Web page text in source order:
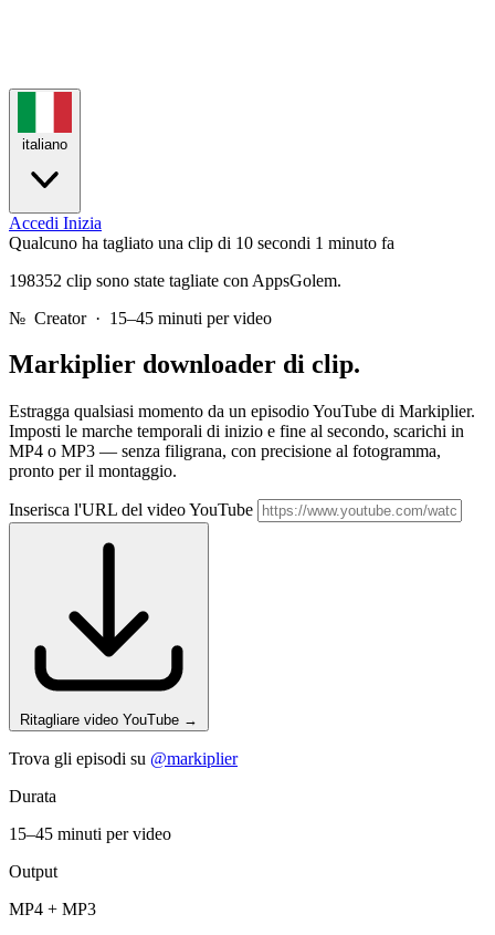
italiano
Accedi Inizia
Qualcuno ha tagliato una clip di 10 secondi 1 minuto fa
198352 clip sono state tagliate con AppsGolem.
№ Creator · 15–45 minuti per video
Markiplier downloader di clip.
Estragga qualsiasi momento da un episodio YouTube di Markiplier.
Imposti le marche temporali di inizio e fine al secondo, scarichi in
MP4 o MP3 — senza filigrana, con precisione al fotogramma,
pronto per il montaggio.
Inserisca l'URL del video YouTube
Ritagliare video YouTube →
Trova gli episodi su @markiplier
Durata
15–45 minuti per video
Output
MP4 + MP3